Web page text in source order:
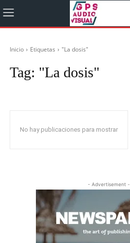
Inicio Etiquetas "La dosis"
Tag: "La dosis"
No hay publicaciones para mostrar
- Advertisement -